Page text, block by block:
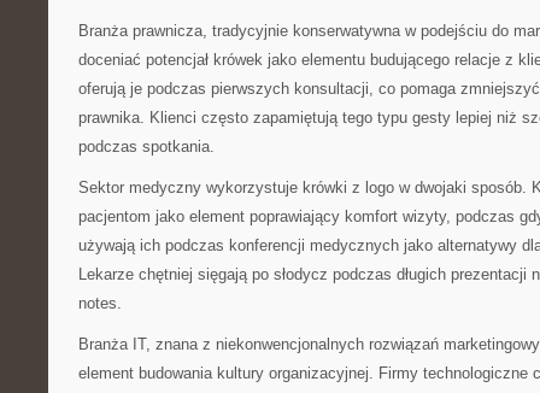
Branża prawnicza, tradycyjnie konserwatywna w podejściu do
doceniać potencjał krówek jako elementu budującego relacje z
oferują je podczas pierwszych konsultacji, co pomaga
prawnika. Klienci często zapamiętują tego typu gesty lepiej niż
podczas spotkania.
Sektor medyczny wykorzystuje krówki z logo w dwojaki sposób.
pacjentom jako element poprawiający komfort wizyty, podczas
używają ich podczas konferencji medycznych jako alternatywy
Lekarze chętniej sięgają po słodycz podczas długich prezentacji
notes.
Branża IT, znana z niekonwencjonalnych rozwiązań
element budowania kultury organizacyjnej. Firmy technologiczne